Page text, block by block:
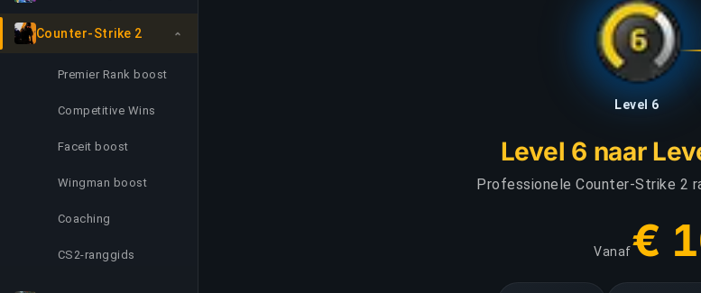
Counter-Strike 2
Premier Rank boost
Competitive Wins
Faceit boost
Wingman boost
Coaching
CS2-ranggids
Level 6
Level 6 naar
Professionele Counter-Strike 2
Vanaf€